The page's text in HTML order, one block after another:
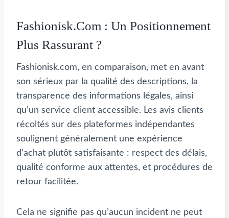
Fashionisk.com : Un Positionnement
Plus Rassurant ?
Fashionisk.com, en comparaison, met en avant
son sérieux par la qualité des descriptions, la
transparence des informations légales, ainsi
qu’un service client accessible. Les avis clients
récoltés sur des plateformes indépendantes
soulignent généralement une expérience
d’achat plutôt satisfaisante : respect des délais,
qualité conforme aux attentes, et procédures de
retour facilitée.
Cela ne signifie pas qu’aucun incident ne peut